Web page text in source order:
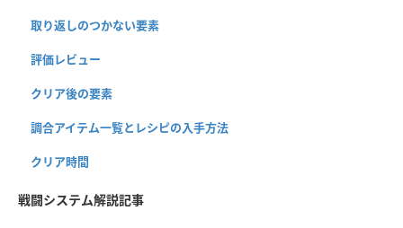
取り返しのつかない要素
評価レビュー
クリア後の要素
調合アイテム一覧とレシピの入手方法
クリア時間
戦闘システム解説記事